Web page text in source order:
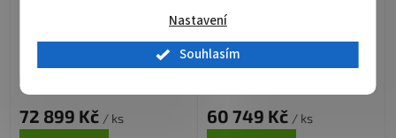
Nastavení
Souhlasím
72 899 Kč / ks
FQ50 2.0 Falcon
60 749 Kč / ks